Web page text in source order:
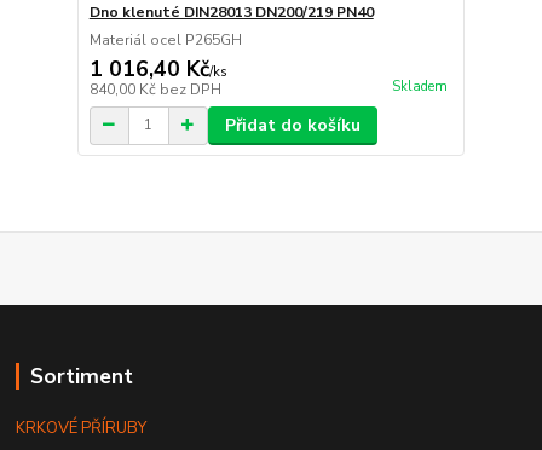
Dno klenuté DIN28013 DN200/219 PN40
Materiál ocel P265GH
1 016,40 Kč/ks
840,00 Kč bez DPH Skladem
Přidat do košíku
Sortiment
KRKOVÉ PŘÍRUBY